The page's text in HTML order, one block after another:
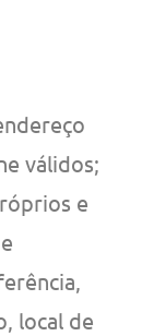
válidos;
e
local de